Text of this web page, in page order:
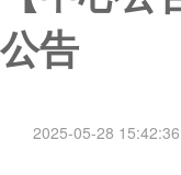
公告
2025-05-28 15:42:36